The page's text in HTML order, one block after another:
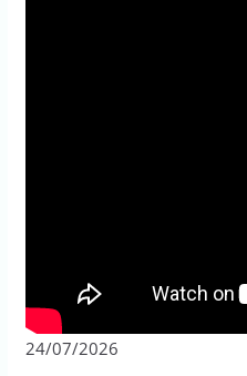
24/07/2026